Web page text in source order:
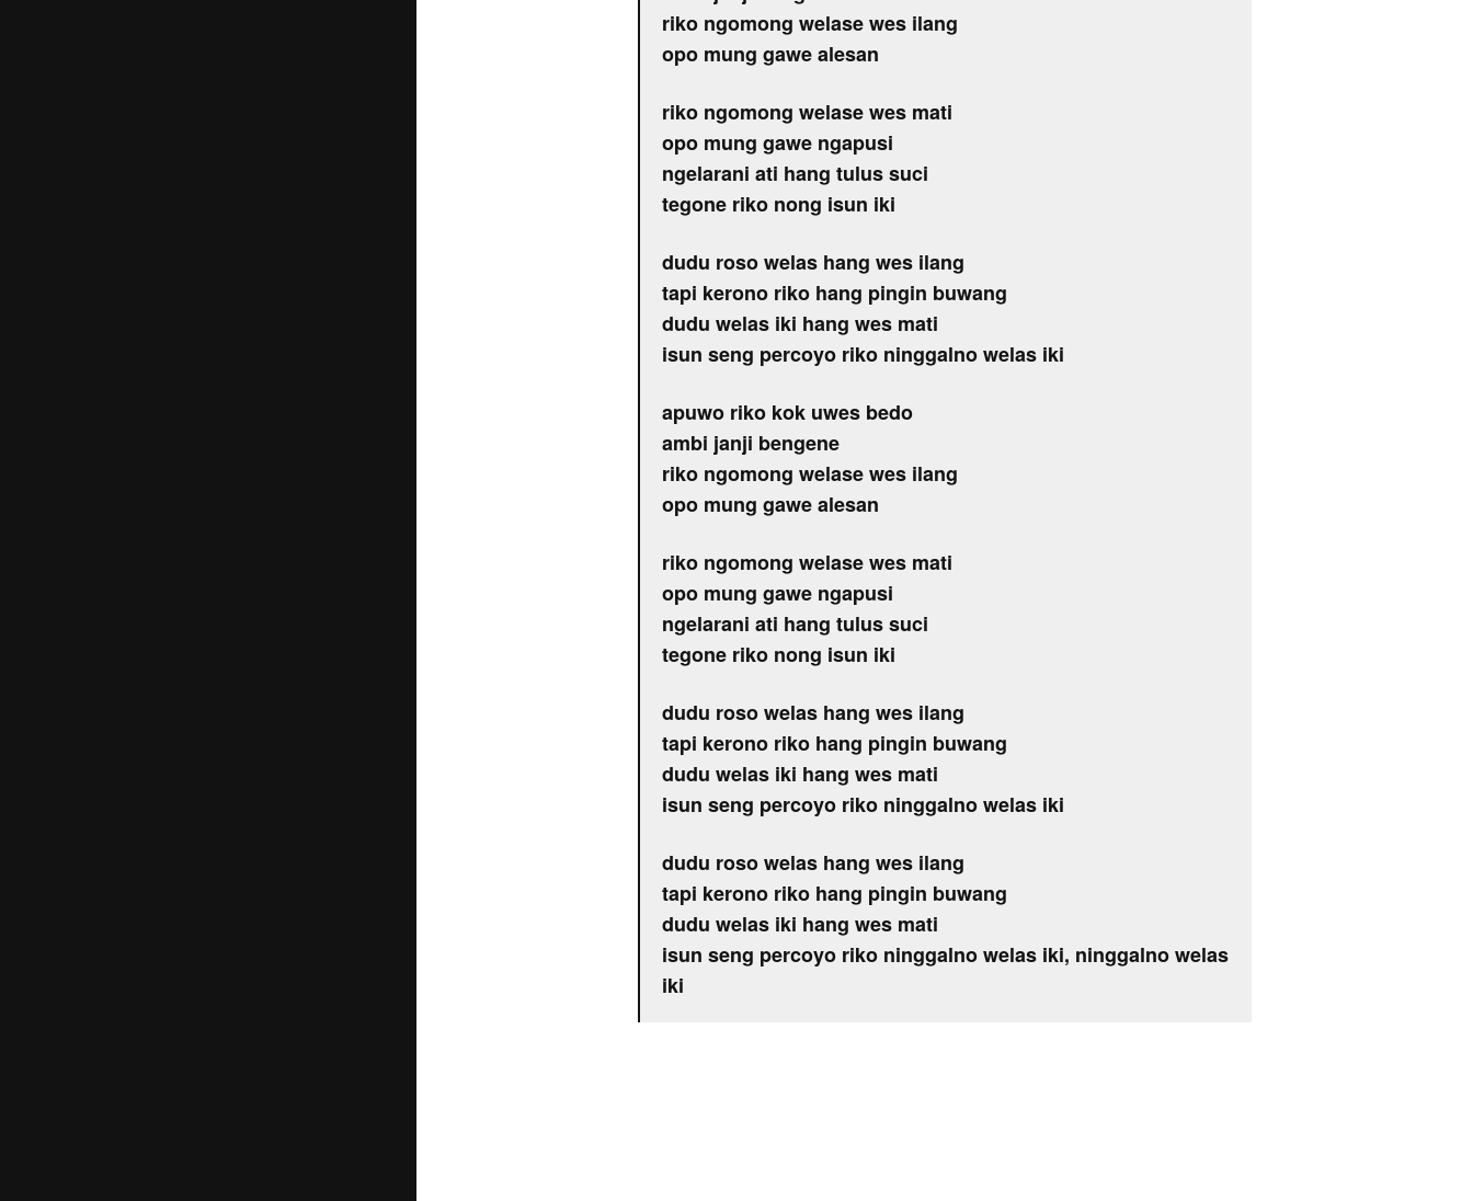
riko ngomong welase wes ilang
opo mung gawe alesan
riko ngomong welase wes mati
opo mung gawe ngapusi
ngelarani ati hang tulus suci
tegone riko nong isun iki
dudu roso welas hang wes ilang
tapi kerono riko hang pingin buwang
dudu welas iki hang wes mati
isun seng percoyo riko ninggalno welas iki
apuwo riko kok uwes bedo
ambi janji bengene
riko ngomong welase wes ilang
opo mung gawe alesan
riko ngomong welase wes mati
opo mung gawe ngapusi
ngelarani ati hang tulus suci
tegone riko nong isun iki
dudu roso welas hang wes ilang
tapi kerono riko hang pingin buwang
dudu welas iki hang wes mati
isun seng percoyo riko ninggalno welas iki
dudu roso welas hang wes ilang
tapi kerono riko hang pingin buwang
dudu welas iki hang wes mati
isun seng percoyo riko ninggalno welas iki, ninggalno welas
iki